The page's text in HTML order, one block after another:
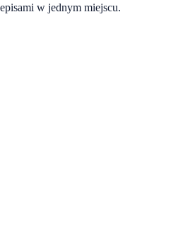
w jednym miejscu.